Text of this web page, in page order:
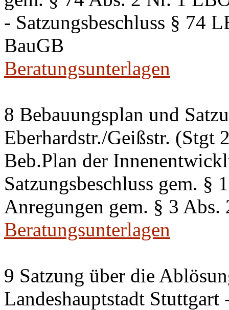
- Satzungsbeschluss § 74
BauGB
Beratungsunterlagen
8 Bebauungsplan und
Eberhardstr./Geißstr. (Stgt
Beb.Plan der
Satzungsbeschluss gem.
Anregungen gem. § 3 Abs.
Beratungsunterlagen
9 Satzung über die
Landeshauptstadt